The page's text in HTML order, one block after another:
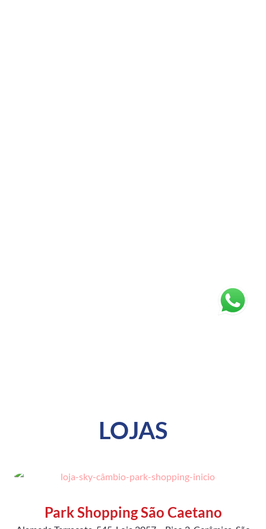
LOJAS
Park Shopping São Caetano